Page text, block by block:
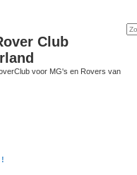
Club
voor MG's en Rovers van
!